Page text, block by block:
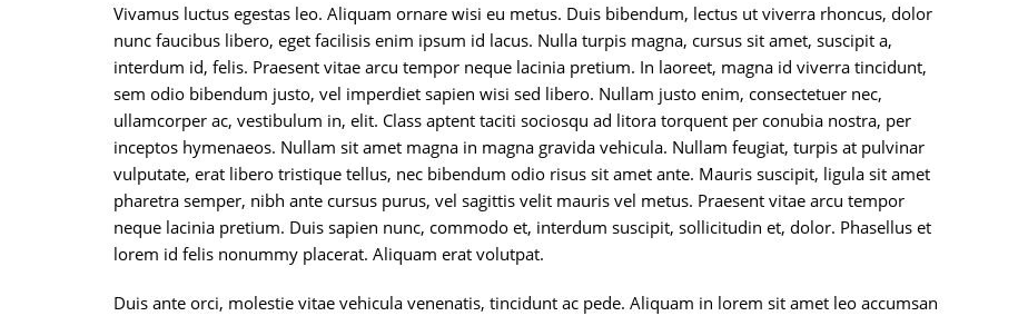
Vivamus luctus egestas leo. Aliquam ornare wisi eu metus. Duis bibendum, lectus ut viverra rhoncus, dolor
nunc faucibus libero, eget facilisis enim ipsum id lacus. Nulla turpis magna, cursus sit amet, suscipit a,
interdum id, felis. Praesent vitae arcu tempor neque lacinia pretium. In laoreet, magna id viverra tincidunt,
sem odio bibendum justo, vel imperdiet sapien wisi sed libero. Nullam justo enim, consectetuer nec,
ullamcorper ac, vestibulum in, elit. Class aptent taciti sociosqu ad litora torquent per conubia nostra, per
inceptos hymenaeos. Nullam sit amet magna in magna gravida vehicula. Nullam feugiat, turpis at pulvinar
vulputate, erat libero tristique tellus, nec bibendum odio risus sit amet ante. Mauris suscipit, ligula sit amet
pharetra semper, nibh ante cursus purus, vel sagittis velit mauris vel metus. Praesent vitae arcu tempor
neque lacinia pretium. Duis sapien nunc, commodo et, interdum suscipit, sollicitudin et, dolor. Phasellus et
lorem id felis nonummy placerat. Aliquam erat volutpat.
Duis ante orci, molestie vitae vehicula venenatis, tincidunt ac pede. Aliquam in lorem sit amet leo accumsan